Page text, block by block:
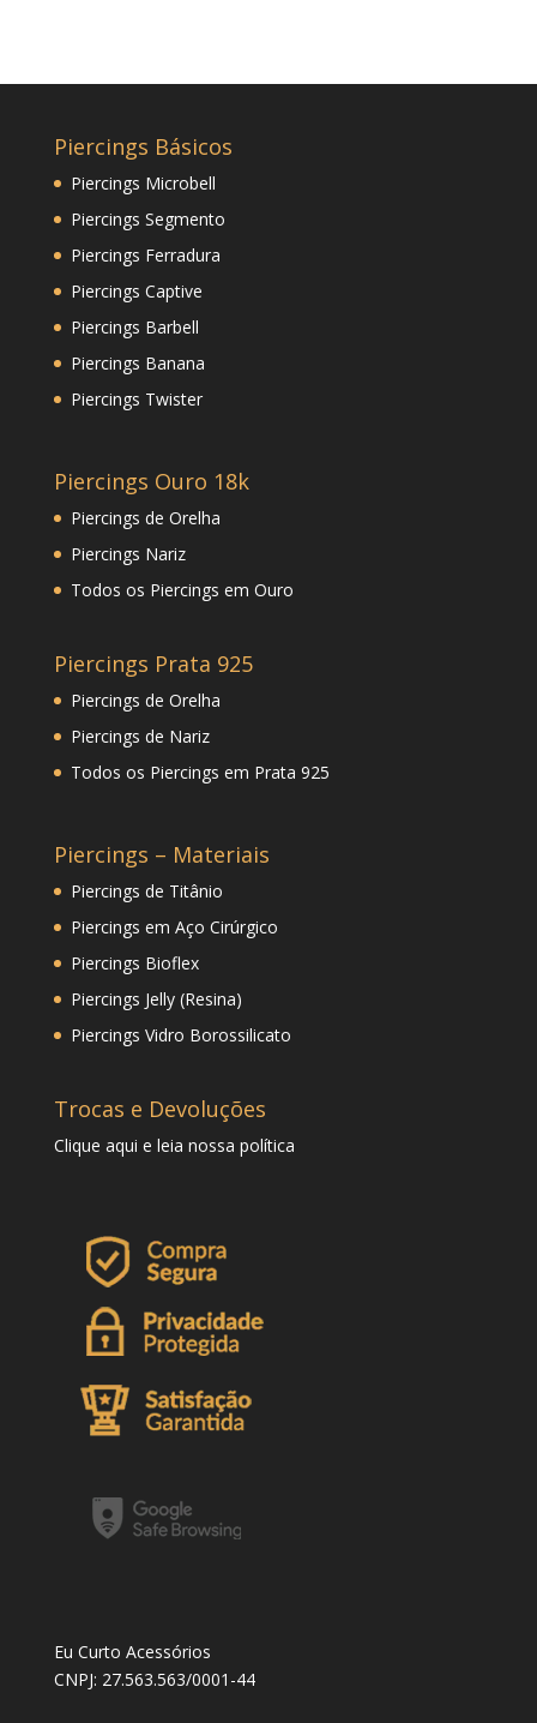
Piercings Básicos
Piercings Microbell
Piercings Segmento
Piercings Ferradura
Piercings Captive
Piercings Barbell
Piercings Banana
Piercings Twister
Piercings Ouro 18k
Piercings de Orelha
Piercings Nariz
Todos os Piercings em Ouro
Piercings Prata 925
Piercings de Orelha
Piercings de Nariz
Todos os Piercings em Prata 925
Piercings – Materiais
Piercings de Titânio
Piercings em Aço Cirúrgico
Piercings Bioflex
Piercings Jelly (Resina)
Piercings Vidro Borossilicato
Trocas e Devoluções
Clique aqui e leia nossa política
Eu Curto Acessórios
CNPJ: 27.563.563/0001-44